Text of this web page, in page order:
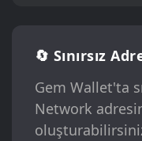
🔄 Sınırsız
Gem Wallet'ta
Network